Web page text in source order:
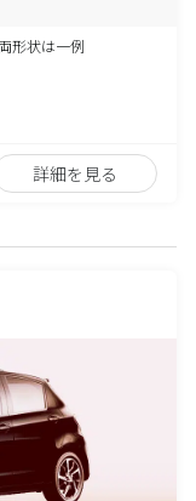
形状は一例
詳細を見る